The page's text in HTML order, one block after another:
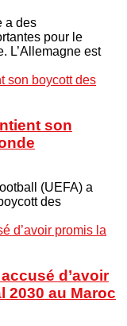
a des
pour le
L’Allemagne est
son
(UEFA) a
des
d’avoir
2030 au Maroc